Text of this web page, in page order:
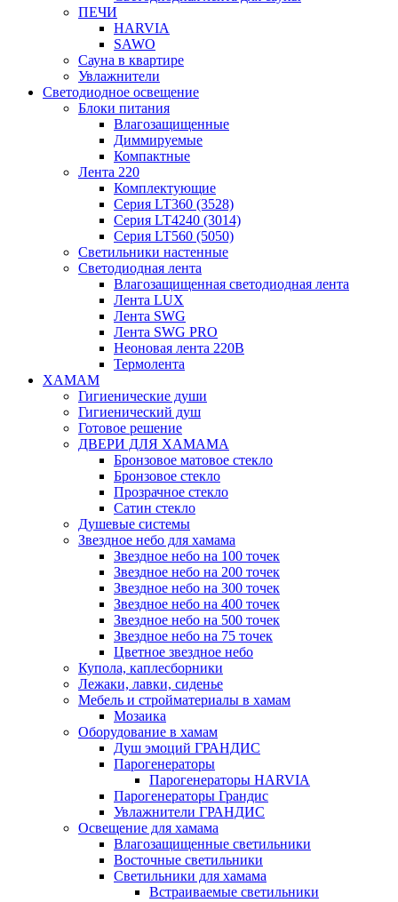
ПЕЧИ
HARVIA
SAWO
Сауна в квартире
Увлажнители
Светодиодное освещение
Блоки питания
Влагозащищенные
Диммируемые
Компактные
Лента 220
Комплектующие
Серия LT360 (3528)
Серия LT4240 (3014)
Серия LT560 (5050)
Светильники настенные
Светодиодная лента
Влагозащищенная светодиодная лента
Лента LUX
Лента SWG
Лента SWG PRO
Неоновая лента 220В
Термолента
ХАМАМ
Гигиенические души
Гигиенический душ
Готовое решение
ДВЕРИ ДЛЯ ХАМАМА
Бронзовое матовое стекло
Бронзовое стекло
Прозрачное стекло
Сатин стекло
Душевые системы
Звездное небо для хамама
Звездное небо на 100 точек
Звездное небо на 200 точек
Звездное небо на 300 точек
Звездное небо на 400 точек
Звездное небо на 500 точек
Звездное небо на 75 точек
Цветное звездное небо
Купола, каплесборники
Лежаки, лавки, сиденье
Мебель и стройматериалы в хамам
Мозаика
Оборудование в хамам
Душ эмоций ГРАНДИС
Парогенераторы
Парогенераторы HARVIA
Парогенераторы Грандис
Увлажнители ГРАНДИС
Освещение для хамама
Влагозащищенные светильники
Восточные светильники
Светильники для хамама
Встраиваемые светильники